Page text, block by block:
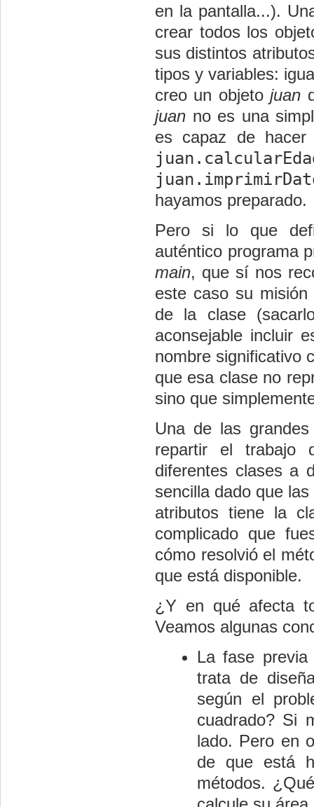
en la pantalla...).
crear todos los
sus distintos
tipos y variables:
creo un objetojuan
juan no es una
es capaz de
hayamos preparado.
Pero si lo que
auténtico programa
main, que sí nos
este caso su
de la clase
aconsejable incluir
nombre significativo
que esa clase no
sino que
Una de las
repartir el trabajo
diferentes clases a
sencilla dado que
atributos tiene la
complicado que
cómo resolvió el
que está disponible.
¿Y en qué afecta
Veamos algunas
La fase
trata de
según el
cuadrado? Si
lado. Pero en
de que está
métodos.